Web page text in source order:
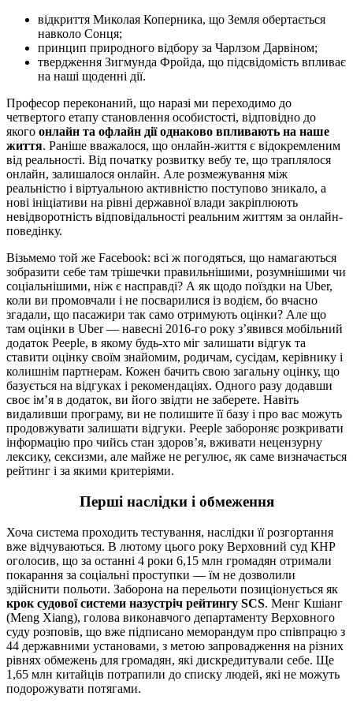
відкриття Миколая Коперника, що Земля обертається
навколо Сонця;
принцип природного відбору за Чарлзом Дарвіном;
твердження Зигмунда Фройда, що підсвідомість впливає
на наші щоденні дії.
Професор переконаний, що наразі ми переходимо до
четвертого етапу становлення особистості, відповідно до
якого онлайн та офлайн дії однаково впливають на наше
життя. Раніше вважалося, що онлайн-життя є відокремленим
від реальності. Від початку розвитку вебу те, що траплялося
онлайн, залишалося онлайн. Але розмежування між
реальністю і віртуальною активністю поступово зникало, а
нові ініціативи на рівні державної влади закріплюють
невідворотність відповідальності реальним життям за онлайн-
поведінку.
Візьмемо той же Facebook: всі ж погодяться, що намагаються
зобразити себе там трішечки правильнішими, розумнішими чи
соціальнішими, ніж є насправді? А як щодо поїздки на Uber,
коли ви промовчали і не посварилися із водієм, бо вчасно
згадали, що пасажири так само отримують оцінки? Але що
там оцінки в Uber — навесні 2016-го року з’явився мобільний
додаток Peeple, в якому будь-хто міг залишати відгук та
ставити оцінку своїм знайомим, родичам, сусідам, керівнику і
колишнім партнерам. Кожен бачить свою загальну оцінку, що
базується на відгуках і рекомендаціях. Одного разу додавши
своє ім’я в додаток, ви його звідти не заберете. Навіть
видаливши програму, ви не полишите її базу і про вас можуть
продовжувати залишати відгуки. Peeple забороняє розкривати
інформацію про чийсь стан здоров’я, вживати нецензурну
лексику, сексизми, але майже не регулює, як саме визначається
рейтинг і за якими критеріями.
Перші наслідки і обмеження
Хоча система проходить тестування, наслідки її розгортання
вже відчуваються. В лютому цього року Верховний суд КНР
оголосив, що за останні 4 роки 6,15 млн громадян отримали
покарання за соціальні проступки — їм не дозволили
здійснити польоти. Заборона на перельоти позиціонується як
крок судової системи назустріч рейтингу SCS. Менг Кшіанг
(Meng Xiang), голова виконавчого департаменту Верховного
суду розповів, що вже підписано меморандум про співпрацю з
44 державними установами, з метою запровадження на різних
рівнях обмежень для громадян, які дискредитували себе. Ще
1,65 млн китайців потрапили до списку людей, які не можуть
подорожувати потягами.